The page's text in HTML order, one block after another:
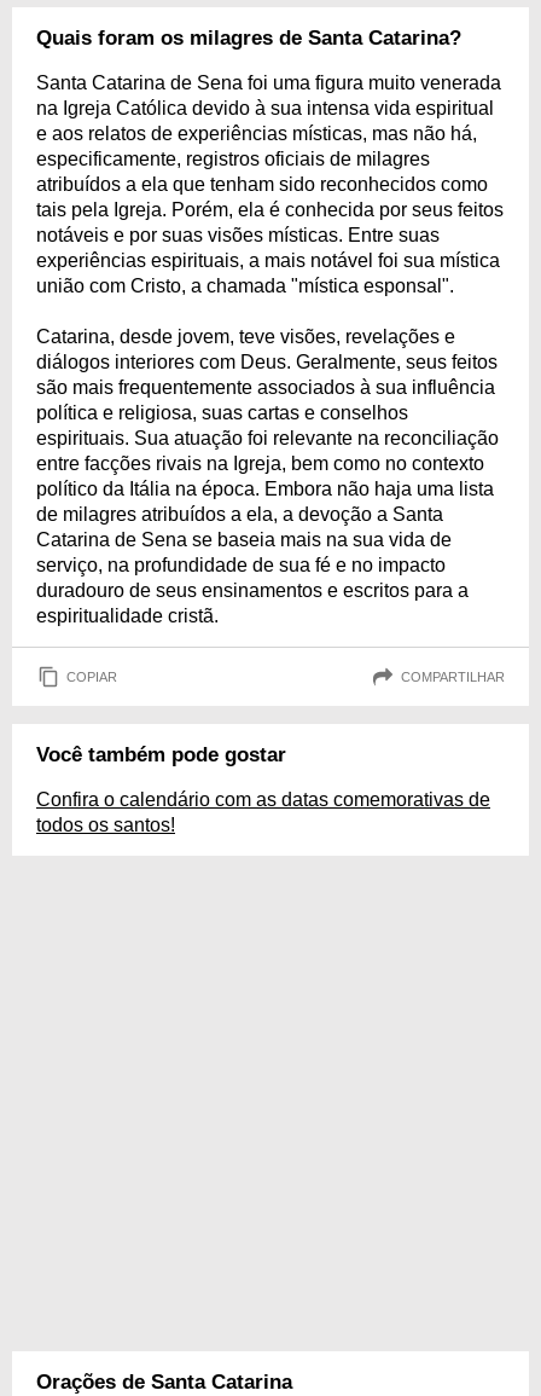
Quais foram os milagres de Santa Catarina?
Santa Catarina de Sena foi uma figura muito venerada
na Igreja Católica devido à sua intensa vida espiritual
e aos relatos de experiências místicas, mas não há,
especificamente, registros oficiais de milagres
atribuídos a ela que tenham sido reconhecidos como
tais pela Igreja. Porém, ela é conhecida por seus feitos
notáveis e por suas visões místicas. Entre suas
experiências espirituais, a mais notável foi sua mística
união com Cristo, a chamada "mística esponsal".
Catarina, desde jovem, teve visões, revelações e
diálogos interiores com Deus. Geralmente, seus feitos
são mais frequentemente associados à sua influência
política e religiosa, suas cartas e conselhos
espirituais. Sua atuação foi relevante na reconciliação
entre facções rivais na Igreja, bem como no contexto
político da Itália na época. Embora não haja uma lista
de milagres atribuídos a ela, a devoção a Santa
Catarina de Sena se baseia mais na sua vida de
serviço, na profundidade de sua fé e no impacto
duradouro de seus ensinamentos e escritos para a
espiritualidade cristã.
COPIAR COMPARTILHAR
Você também pode gostar
Confira o calendário com as datas comemorativas de
todos os santos!
Orações de Santa Catarina